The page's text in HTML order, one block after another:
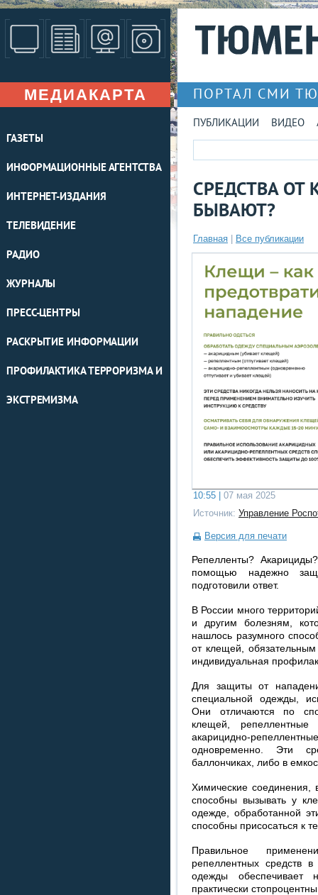
МЕДИАКАРТА
ГАЗЕТЫ
ИНФОРМАЦИОННЫЕ АГЕНТСТВА
ИНТЕРНЕТ-ИЗДАНИЯ
ТЕЛЕВИДЕНИЕ
РАДИО
ЖУРНАЛЫ
ПРЕСС-ЦЕНТРЫ
РАСКРЫТИЕ ИНФОРМАЦИИ
ПРОФИЛАКТИКА ТЕРРОРИЗМА И
ЭКСТРЕМИЗМА
ПОРТАЛ СМИ
ПУБЛИКАЦИИ ВИДЕО
СРЕДСТВА
БЫВАЮТ?
Главная Все публикации
10:55 | 07 мая 2025
Источник: Управление
Версия для печати
Репелленты?
помощью надежно
подготовили ответ.
В России много
и другим болезням,
нашлось разумного
от клещей,
индивидуальная
Для защиты от
специальной одежды,
Они отличаются по
клещей,
акарицидно-
одновременно. Эти
баллончиках, либо в
Химические соединения,
способны вызывать у
одежде, обработанной
способны присосаться к
Правильное
репеллентных средств
одежды обеспечивает
практически